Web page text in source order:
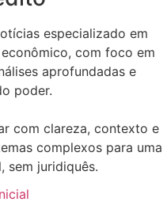
especializado em
com foco em
aprofundadas e
poder.
com clareza, contexto e
complexos para uma
sem juridiquês.